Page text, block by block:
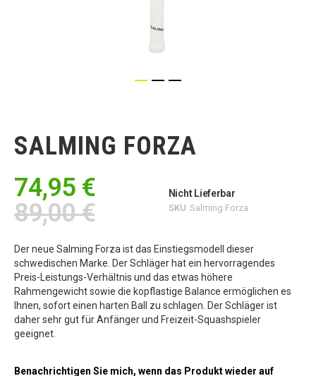
Bildgalerie
springen
SALMING FORZA
74,95 €
89,00 €
Nicht Lieferbar
SKU Salming Forza
Der neue Salming Forza ist das Einstiegsmodell dieser
schwedischen Marke. Der Schläger hat ein hervorragendes
Preis-Leistungs-Verhältnis und das etwas höhere
Rahmengewicht sowie die kopflastige Balance ermöglichen es
Ihnen, sofort einen harten Ball zu schlagen. Der Schläger ist
daher sehr gut für Anfänger und Freizeit-Squashspieler
geeignet.
Benachrichtigen Sie mich, wenn das Produkt wieder auf